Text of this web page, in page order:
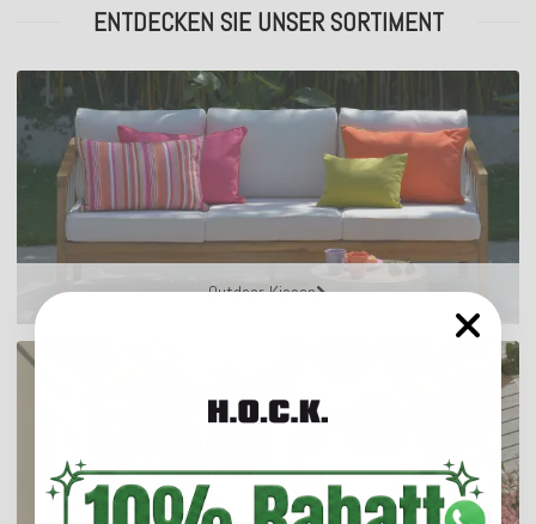
ENTDECKEN SIE UNSER SORTIMENT
Outdoor Kissen